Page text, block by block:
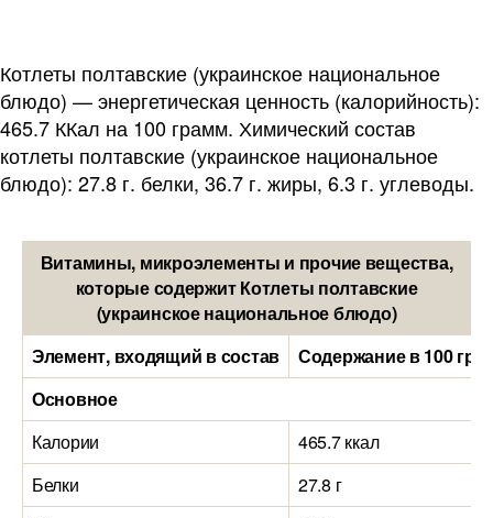
Котлеты полтавские (украинское национальное
блюдо) — энергетическая ценность (калорийность):
465.7 ККал на 100 грамм. Химический состав
котлеты полтавские (украинское национальное
блюдо): 27.8 г. белки, 36.7 г. жиры, 6.3 г. углеводы.
Витамины, микроэлементы и прочие вещества,
которые содержит Котлеты полтавские
(украинское национальное блюдо)
Элемент, входящий в состав
Содержание в 100
Основное
Калории
465.7 ккал
Белки
27.8 г